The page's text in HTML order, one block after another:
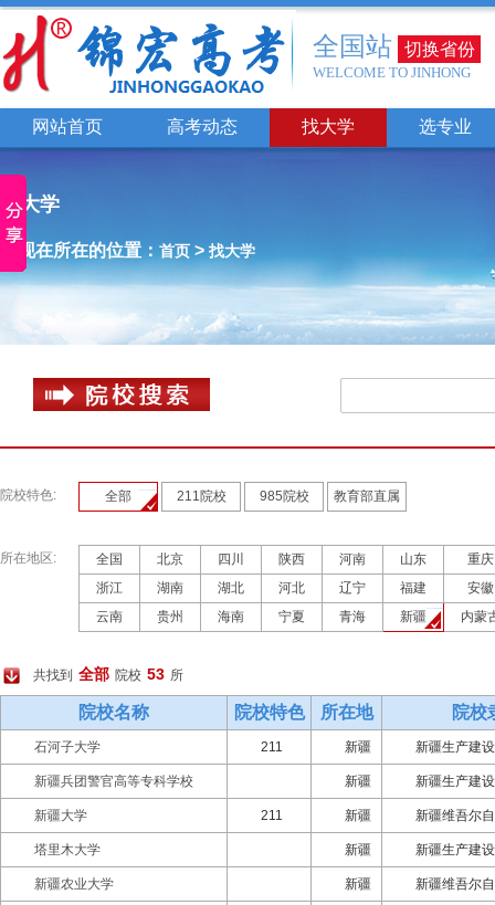
全国站 切换省份
WELCOME TO JINHONG
网站首页 高考动态 找大学 选专业
找大学
您现在所在的位置： 首页 > 找大学
院校特色: 全部 211院校 985院校 教育部直属
所在地区: 全国 北京 四川 陕西 河南 山东
重庆
浙江
湖南 湖北 河北 辽宁 福建
安徽
云南
贵州 海南 宁夏 青海 新疆 内蒙
共找到 全部 院校 53 所
院校名称 院校特色 所在地 院校
石河子大学 211 新疆 新疆生产建
新疆兵团警官高等专科学校 新疆 新疆生产建
新疆大学 211 新疆 新疆维吾尔
塔里木大学 新疆 新疆生产建
新疆农业大学 新疆 新疆维吾尔